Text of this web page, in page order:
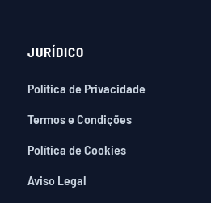
JURÍDICO
Política de Privacidade
Termos e Condições
Política de Cookies
Aviso Legal